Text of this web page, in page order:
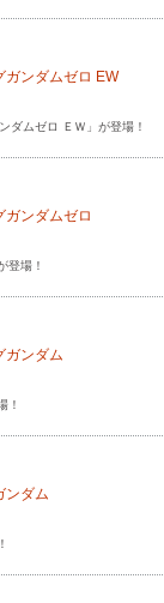
ガンダムゼロ EW
ダムゼロ ＥＷ」が登場！
ガンダムゼロ
登場！
ガンダム
！
ンダム